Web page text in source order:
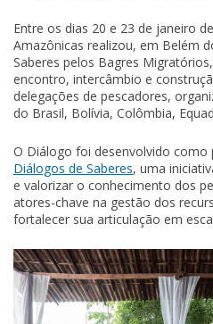
Entre os dias 20 e 23 de janeiro
Amazônicas realizou, em Belém
Saberes pelos Bagres
encontro, intercâmbio e
delegações de pescadores,
do Brasil, Bolívia, Colômbia,
O Diálogo foi desenvolvido como
Diálogos de Saberes, uma
e valorizar o conhecimento dos
atores-chave na gestão dos
fortalecer sua articulação em